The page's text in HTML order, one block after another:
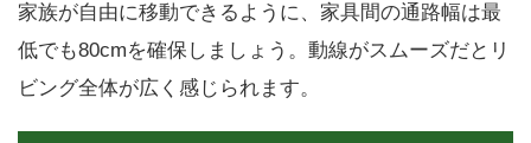
家族が自由に移動できるように、家具間の通路幅は最
低でも80cmを確保しましょう。動線がスムーズだとリ
ビング全体が広く感じられます。